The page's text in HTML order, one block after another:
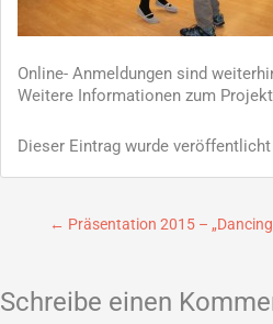
Online- Anmeldungen sind
Weitere Informationen zum
Dieser Eintrag wurde
← Präsentation 2015 –
Schreibe einen